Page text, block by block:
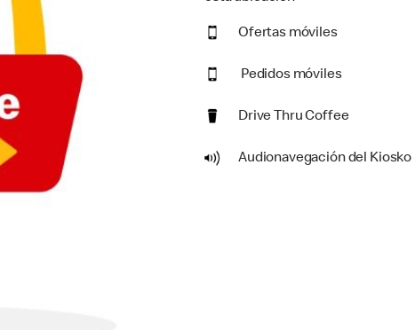
Ofertas móviles
Pedidos móviles
Drive Thru Coffee
Audionavegación del Kiosko